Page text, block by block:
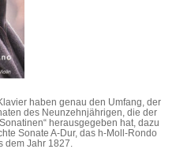
haben genau den Umfang, der
des Neunzehnjährigen, die der
herausgegeben hat, dazu
Sonate A-Dur, das h-Moll-Rondo
dem Jahr 1827.